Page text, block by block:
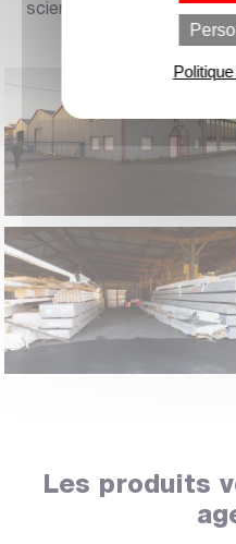
scierie basée à Fougères.
Les produits